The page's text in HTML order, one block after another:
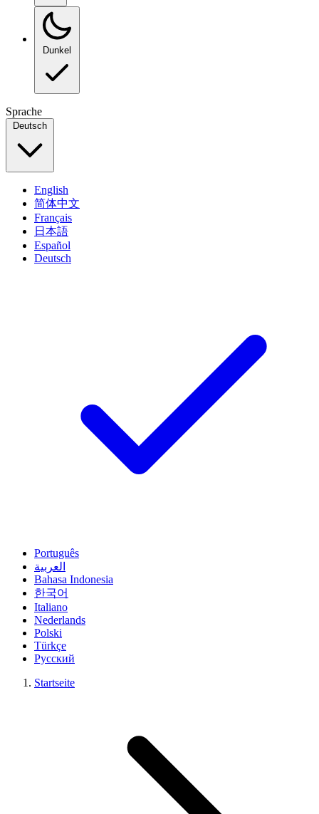
Dunkel
Sprache
Deutsch
English
简体中文
Français
日本語
Español
Deutsch
Português
العربية
Bahasa Indonesia
한국어
Italiano
Nederlands
Polski
Türkçe
Русский
Startseite